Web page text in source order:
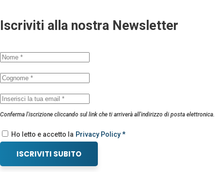
Iscriviti alla nostra Newsletter
Conferma l'iscrizione cliccando sul link che ti arriverà all'indirizzo di posta elettronica.
Ho letto e accetto la Privacy Policy *
ISCRIVITI SUBITO